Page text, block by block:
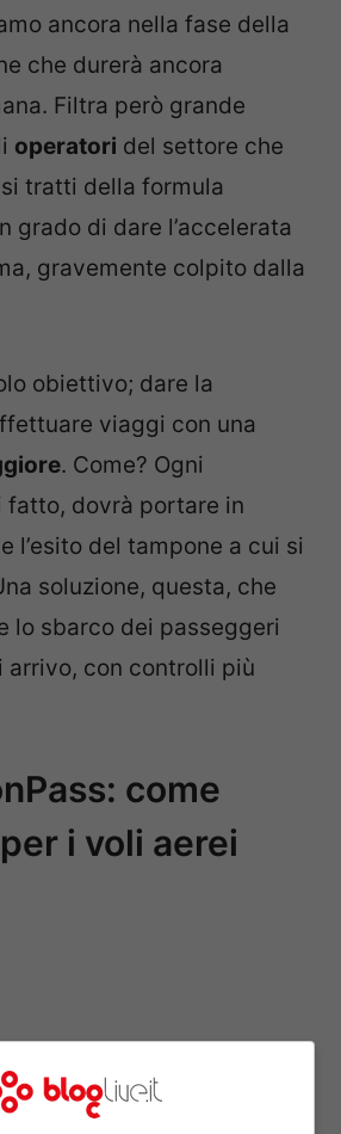
ancora nella fase della
che durerà ancora
Filtra però grande
operatori del settore che
tratti della formula
grado di dare l’accelerata
gravemente colpito dalla
obiettivo; dare la
viaggi con una
. Come? Ogni
fatto, dovrà portare in
l’esito del tampone a cui si
soluzione, questa, che
lo sbarco dei passeggeri
arrivo, con controlli più
come
i voli aerei